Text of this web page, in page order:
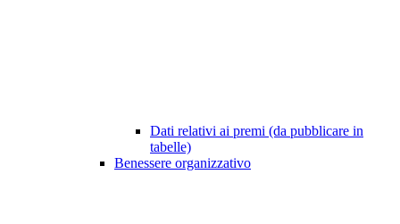
Dati relativi ai premi (da pubblicare in
tabelle)
Benessere organizzativo